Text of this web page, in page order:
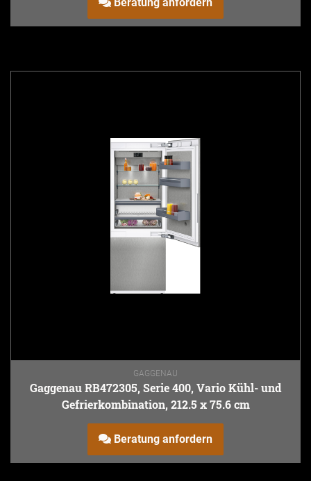
GAGGENAU
Gaggenau RB472305, Serie 400, Vario Kühl- und
Gefrierkombination, 212.5 x 75.6 cm
Beratung anfordern